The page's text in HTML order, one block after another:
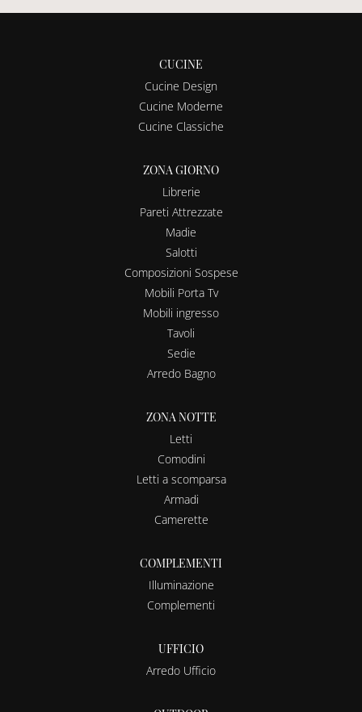
CUCINE
Cucine Design
Cucine Moderne
Cucine Classiche
ZONA GIORNO
Librerie
Pareti Attrezzate
Madie
Salotti
Composizioni Sospese
Mobili Porta Tv
Mobili ingresso
Tavoli
Sedie
Arredo Bagno
ZONA NOTTE
Letti
Comodini
Letti a scomparsa
Armadi
Camerette
COMPLEMENTI
Illuminazione
Complementi
UFFICIO
Arredo Ufficio